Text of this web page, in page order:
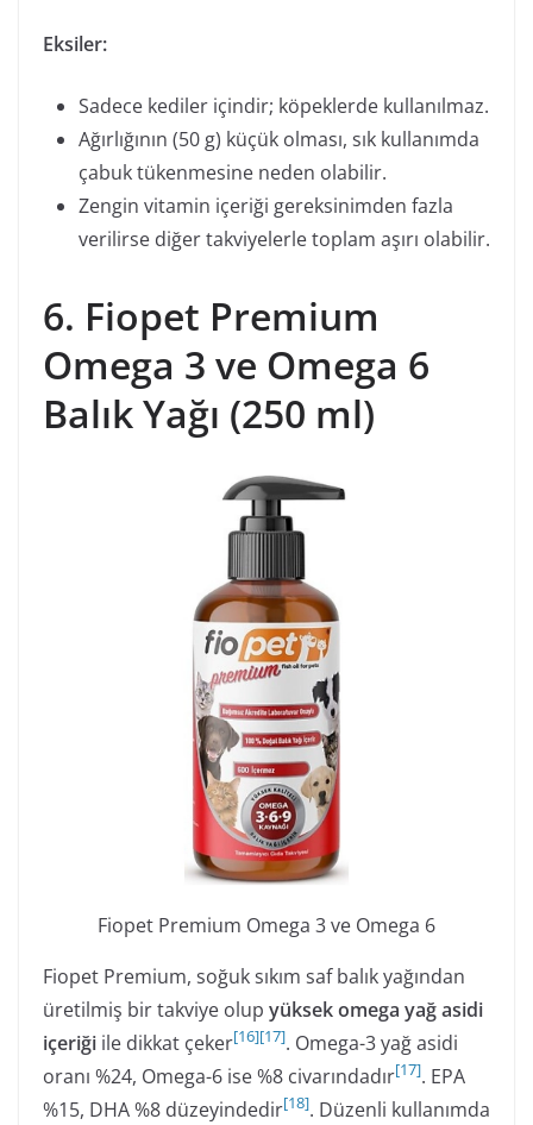
Eksiler:
Sadece kediler içindir; köpeklerde kullanılmaz.
Ağırlığının (50 g) küçük olması, sık kullanımda
çabuk tükenmesine neden olabilir.
Zengin vitamin içeriği gereksinimden fazla
verilirse diğer takviyelerle toplam aşırı olabilir.
6. Fiopet Premium
Omega 3 ve Omega 6
Balık Yağı (250 ml)
Fiopet Premium Omega 3 ve Omega 6
Fiopet Premium, soğuk sıkım saf balık yağından
üretilmiş bir takviye olup yüksek omega yağ asidi
içeriği ile dikkat çeker[16][17]. Omega-3 yağ asidi
oranı %24, Omega-6 ise %8 civarındadır[17]. EPA
%15, DHA %8 düzeyindedir[18]. Düzenli kullanımda